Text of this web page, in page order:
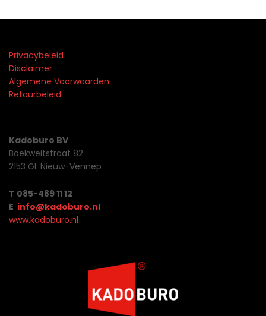
Privacybeleid
Disclaimer
Algemene Voorwaarden
Retourbeleid
Kadoburo BV
Boekweitstraat 82
2153 GL Nieuw-Vennep
T 085-489 11 12
E info@kadoburo.nl
www.kadoburo.nl